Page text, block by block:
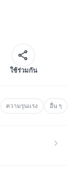
ใช้ร่วมกัน
ความรุนแรง อื่น ๆ